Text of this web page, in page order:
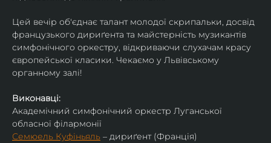
Цей вечір об'єднає талант молодої скрипальки, досвід
французького дириґента та майстерність музикантів
симфонічного оркестру, відкриваючи слухачам красу
європейської класики. Чекаємо у Львівському
органному залі!
Виконавці:
Академічний симфонічний оркестр Луганської
обласної філармонії
Семюель Куфіньяль – дириґент (Франція)